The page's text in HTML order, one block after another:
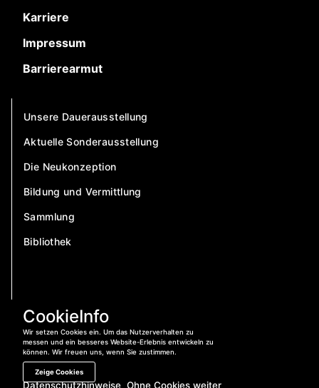
CookieInfo
Wir setzen Cookies ein. Um das Nutzerverhalten zu
messen und ein besseres Website-Erlebnis entwickeln zu
können. Wir freuen uns, wenn Sie zustimmen.
Zeige Cookies
Datenschutzhinweise Ohne Cookies weiter
Karriere
Impressum
Barrierearmut
Unsere Dauerausstellung
Aktuelle Sonderausstellung
Die Neukonzeption
Bildung und Vermittlung
Sammlung
Bibliothek